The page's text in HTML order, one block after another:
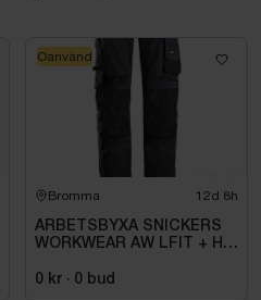
Bromma 12d 8h
ARBETSBYXA SNICKERS
WORKWEAR AW LFIT + HF
0 kr · 0 bud
Oanvänd